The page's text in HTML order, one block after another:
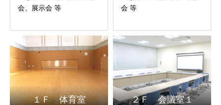
会、展示会 等
会 等
１Ｆ 体育室 ２Ｆ 会議室１